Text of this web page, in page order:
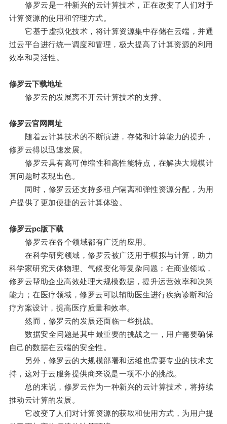
修罗云是一种新兴的云计算技术，正在改变了人们对于
计算资源的使用和管理方式。
它基于虚拟化技术，将计算资源集中存储在云端，并通
过云平台进行统一调度和管理，极大提高了计算资源的利用
效率和灵活性。
修罗云下载地址
修罗云的发展离不开云计算技术的支撑。
修罗云官网网址
随着云计算技术的不断演进，存储和计算能力的提升，
修罗云得以迅速发展。
修罗云具有高可伸缩性和高性能特点，在解决大规模计
算问题时表现出色。
同时，修罗云还支持多租户隔离和弹性资源分配，为用
户提供了更加便捷的云计算体验。
修罗云pc版下载
修罗云在各个领域都有广泛的应用。
在科学研究领域，修罗云被广泛用于模拟与计算，助力
科学家研究天体物理、气候变化等复杂问题；在商业领域，
修罗云帮助企业高效处理大规模数据，提升运营效率和决策
能力；在医疗领域，修罗云可以辅助医生进行疾病诊断和治
疗方案设计，提高医疗质量和效率。
然而，修罗云的发展还面临一些挑战。
数据安全问题是其中最重要的挑战之一，用户需要确保
自己的数据在云端的安全性。
另外，修罗云的大规模部署和运维也需要专业的技术支
持，这对于云服务提供商来说是一项不小的挑战。
总的来说，修罗云作为一种新兴的云计算技术，将持续
推动云计算的发展。
它改变了人们对计算资源的获取和使用方式，为用户提